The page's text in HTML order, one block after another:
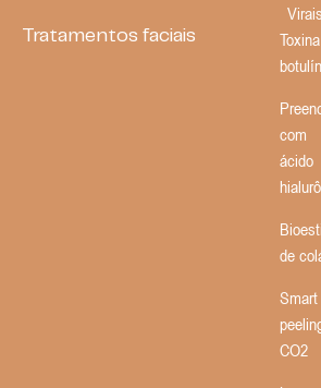
Virais
Tratamentos faciais
Toxina
com
ácido
de
Smart
CO2